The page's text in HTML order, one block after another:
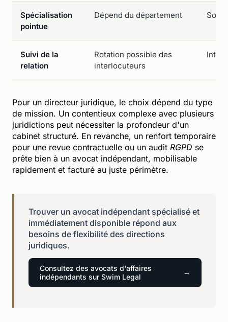
Spécialisation
pointue
Dépend du département
Suivi de la
relation
Rotation possible des
interlocuteurs
Pour un directeur juridique, le choix dépend du type
de mission. Un contentieux complexe avec plusieurs
juridictions peut nécessiter la profondeur d'un
cabinet structuré. En revanche, un renfort temporaire
pour une revue contractuelle ou un audit RGPD se
prête bien à un avocat indépendant, mobilisable
rapidement et facturé au juste périmètre.
Trouver un avocat indépendant spécialisé et
immédiatement disponible répond aux
besoins de flexibilité des directions
juridiques.
Consultez des avocats d'affaires
indépendants sur Swim Legal